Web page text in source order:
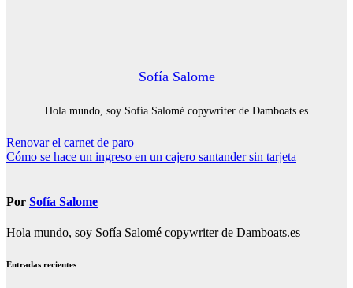
Sofía Salome
Hola mundo, soy Sofía Salomé copywriter de Damboats.es
Navegación
de
Renovar el carnet de paro
Cómo se hace un ingreso en un cajero santander sin tarjeta
Por Sofía Salome
Hola mundo, soy Sofía Salomé copywriter de Damboats.es
Entradas recientes